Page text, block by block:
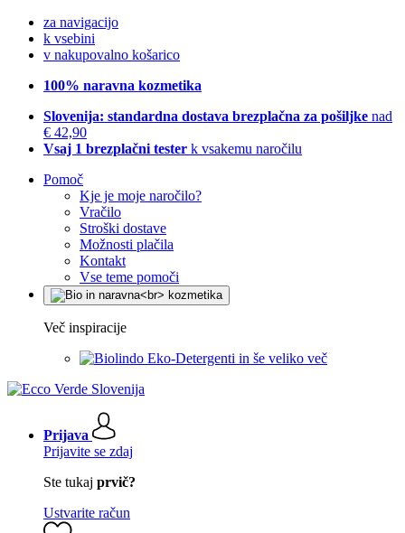
za navigacijo
k vsebini
v nakupovalno košarico
100% naravna kozmetika
Slovenija: standardna dostava brezplačna za pošiljke nad
€ 42,90
Vsaj 1 brezplačni tester k vsakemu naročilu
Pomoč
Kje je moje naročilo?
Vračilo
Stroški dostave
Možnosti plačila
Kontakt
Vse teme pomoči
Več inspiracije
Eko-Detergenti in še veliko več
Prijava
Prijavite se zdaj
Ste tukaj prvič?
Ustvarite račun